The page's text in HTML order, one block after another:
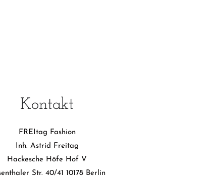
Kontakt
FREItag Fashion
Inh. Astrid Freitag
Hackesche Höfe Hof V
Str. 40/41 10178 Berlin